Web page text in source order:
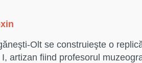
Olt se construieşte o
artizan fiind profesorul